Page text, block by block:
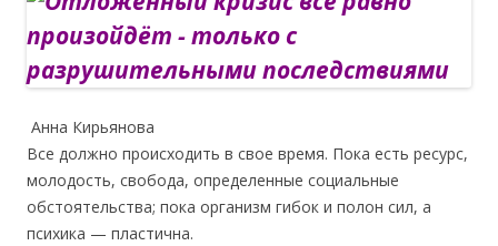
Анна Кирьянова
Все должно происходить в свое время. Пока есть ресурс,
молодость, свобода, определенные социальные
обстоятельства; пока организм гибок и полон сил, а
психика — пластична.